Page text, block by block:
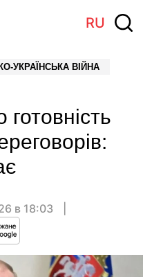
RU
УКРАЇНСЬКА ВІЙНА
готовність
в 18:03